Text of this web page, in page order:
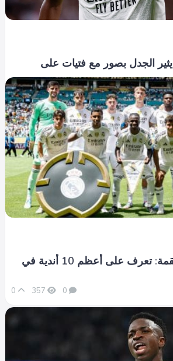
الجدل بصور مع فتيات على
0
375
0
ريال مدريد على القمة: تعرف على أعظم 10 أندية في
0
357